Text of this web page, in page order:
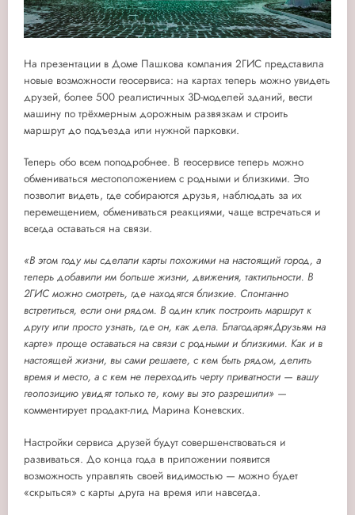
На презентации в Доме Пашкова компания 2ГИС представила
новые возможности геосервиса: на картах теперь можно увидеть
друзей, более 500 реалистичных 3D-моделей зданий, вести
машину по трёхмерным дорожным развязкам и строить
маршрут до подъезда или нужной парковки.
Теперь обо всем поподробнее. В геосервисе теперь можно
обмениваться местоположением с родными и близкими. Это
позволит видеть, где собираются друзья, наблюдать за их
перемещением, обмениваться реакциями, чаще встречаться и
всегда оставаться на связи.
«В этом году мы сделали карты похожими на настоящий город, а
теперь добавили им больше жизни, движения, тактильности. В
2ГИС можно смотреть, где находятся близкие. Спонтанно
встретиться, если они рядом. В один клик построить маршрут к
другу или просто узнать, где он, как дела. Благодаря«Друзьям на
карте» проще оставаться на связи с родными и близкими. Как и в
настоящей жизни, вы сами решаете, с кем быть рядом, делить
время и место, а с кем не переходить черту приватности — вашу
геопозицию увидят только те, кому вы это разрешили» —
комментирует продакт-лид Марина Коневских.
Настройки сервиса друзей будут совершенствоваться и
развиваться. До конца года в приложении появится
возможность управлять своей видимостью — можно будет
«скрыться» с карты друга на время или навсегда.